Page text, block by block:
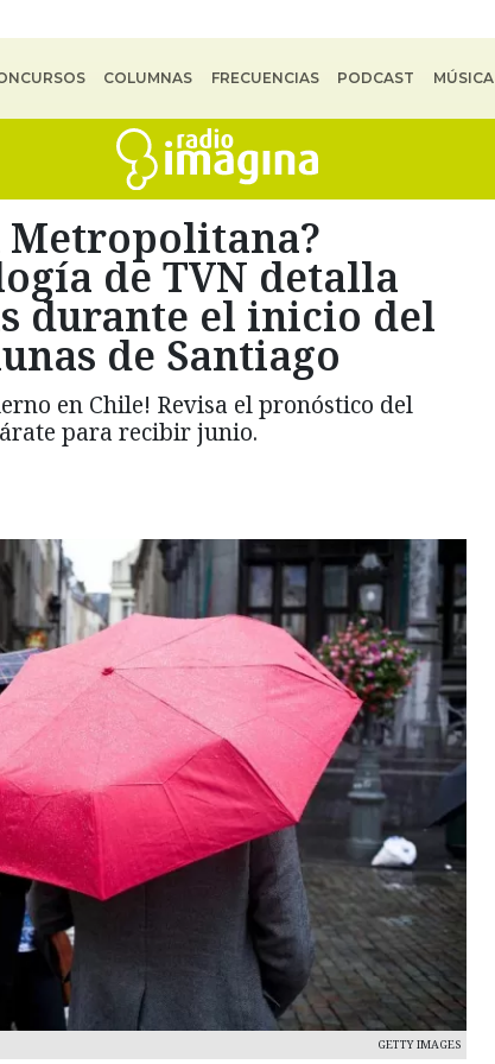
COLUMNAS FRECUENCIAS PODCAST MÚSICA
Metropolitana?
de TVN detalla
durante el inicio del
de Santiago
en Chile! Revisa el pronóstico del
para recibir junio.
GETTY IMAGES